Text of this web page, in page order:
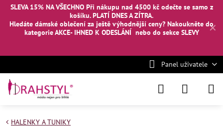
✕
SLEVA 15% NA VŠECHNO Při nákupu nad 4500 kč odečte se samo z
košíku. PLATÍ DNES A ZÍTRA.
Hledáte dámské oblečení za ještě výhodnější ceny? Nakoukněte do
kategorie AKCE- IHNED K ODESLÁNÍ nebo do sekce SLEVY
Panel uživatele
HALENKY A TUNIKY